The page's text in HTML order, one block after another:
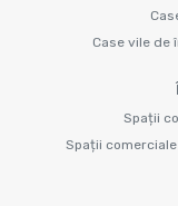
Case vile de
Spații
Spații